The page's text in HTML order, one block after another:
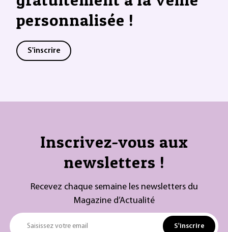
personnalisée !
S'inscrire
Inscrivez-vous aux
newsletters !
Recevez chaque semaine les newsletters du
Magazine d’Actualité
Saisissez votre email S'inscrire